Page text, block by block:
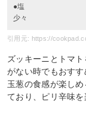
●塩
少々
引用元: https://
ズッキーニとトマ
がない時でもおす
玉葱の食感が楽し
ており、ピリ辛味を